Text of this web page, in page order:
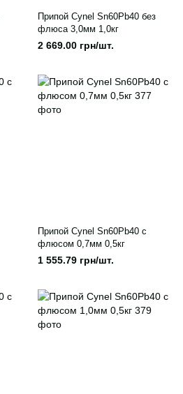
Припой Cynel Sn60Pb40 без
флюса 3,0мм 1,0кг
2 669.00 грн/шт.
Припой Cynel Sn60Pb40 с
флюсом 0,7мм 0,5кг
1 555.79 грн/шт.